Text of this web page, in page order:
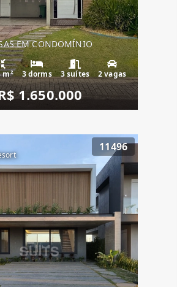
EM CONDOMÍNIO
m² 3 dorms 3 suítes 2 vagas
1.650.000
11496